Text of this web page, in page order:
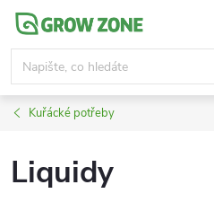
Přejít
obsah
Kuřácké potřeby
Liquidy